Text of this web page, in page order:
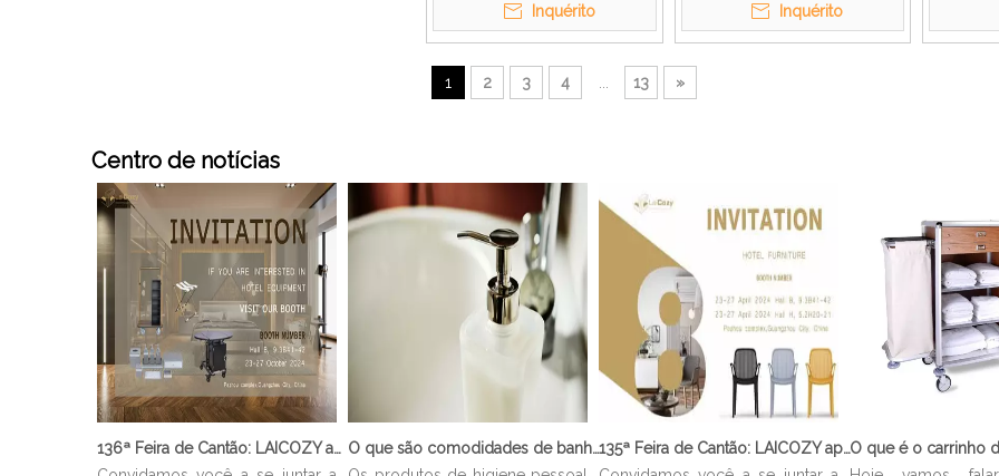
Inquérito Inquérito
1 2 3 4 13 »
Centro de notícias
136ª Feira de Cantão: LAICOZY apresenta o futuro dos móveis para hotéis e utensílios de buffet
O que são comodidades de banheiro?
135ª Feira de Cantão: LAICOZY apresenta o futuro dos móveis para hotéis e utensílios de buffet